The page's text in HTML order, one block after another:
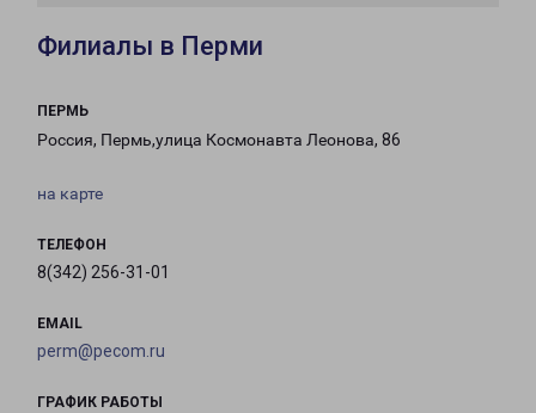
Филиалы в Перми
ПЕРМЬ
Россия, Пермь,улица Космонавта Леонова, 86
на карте
ТЕЛЕФОН
8(342) 256-31-01
EMAIL
perm@pecom.ru
ГРАФИК РАБОТЫ